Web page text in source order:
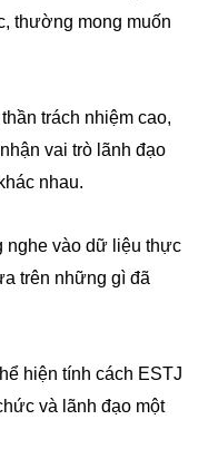
thường mong muốn
trách nhiệm cao,
vai trò lãnh đạo
nhau.
nghe vào dữ liệu thực
trên những gì đã
hiện tính cách ESTJ
và lãnh đạo một